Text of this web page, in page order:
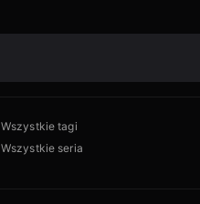
Wszystkie tagi
Wszystkie seria